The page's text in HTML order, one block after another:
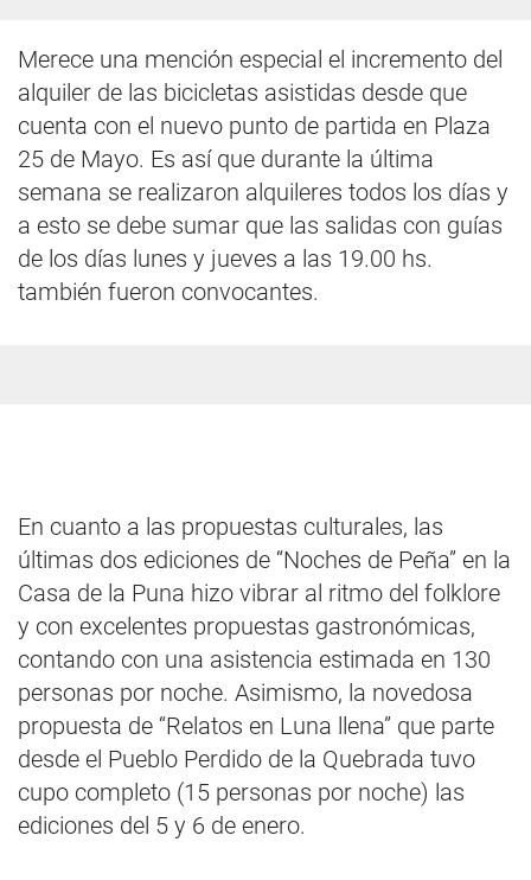
Merece una mención especial el incremento del
alquiler de las bicicletas asistidas desde que
cuenta con el nuevo punto de partida en Plaza
25 de Mayo. Es así que durante la última
semana se realizaron alquileres todos los días y
a esto se debe sumar que las salidas con guías
de los días lunes y jueves a las 19.00 hs.
también fueron convocantes.
En cuanto a las propuestas culturales, las
últimas dos ediciones de “Noches de Peña” en la
Casa de la Puna hizo vibrar al ritmo del folklore
y con excelentes propuestas gastronómicas,
contando con una asistencia estimada en 130
personas por noche. Asimismo, la novedosa
propuesta de “Relatos en Luna llena” que parte
desde el Pueblo Perdido de la Quebrada tuvo
cupo completo (15 personas por noche) las
ediciones del 5 y 6 de enero.